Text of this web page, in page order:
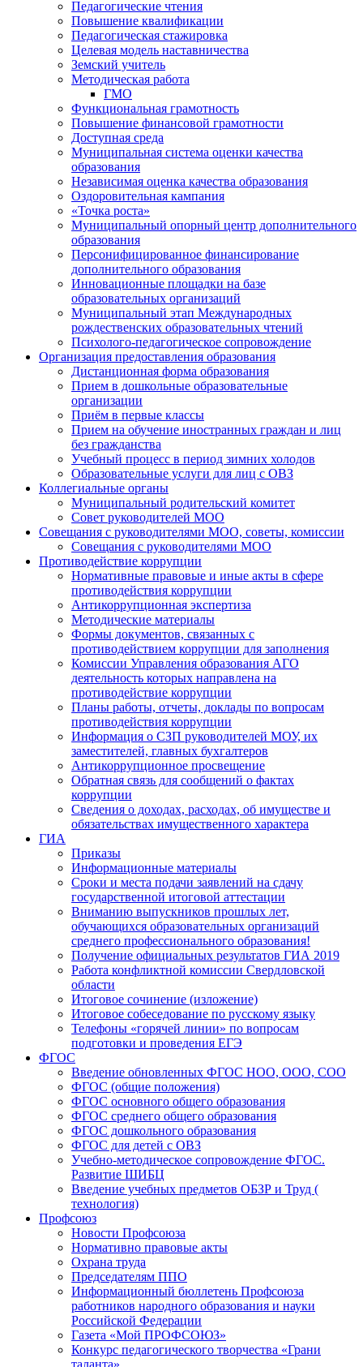
Педагогические чтения
Повышение квалификации
Педагогическая стажировка
Целевая модель наставничества
Земский учитель
Методическая работа
ГМО
Функциональная грамотность
Повышение финансовой грамотности
Доступная среда
Муниципальная система оценки качества
образования
Независимая оценка качества образования
Оздоровительная кампания
«Точка роста»
Муниципальный опорный центр дополнительного
образования
Персонифицированное финансирование
дополнительного образования
Инновационные площадки на базе
образовательных организаций
Муниципальный этап Международных
рождественских образовательных чтений
Психолого-педагогическое сопровождение
Организация предоставления образования
Дистанционная форма образования
Прием в дошкольные образовательные
организации
Приём в первые классы
Прием на обучение иностранных граждан и лиц
без гражданства
Учебный процесс в период зимних холодов
Образовательные услуги для лиц с ОВЗ
Коллегиальные органы
Муниципальный родительский комитет
Совет руководителей МОО
Совещания с руководителями МОО, советы, комиссии
Совещания с руководителями МОО
Противодействие коррупции
Нормативные правовые и иные акты в сфере
противодействия коррупции
Антикоррупционная экспертиза
Методические материалы
Формы документов, связанных с
противодействием коррупции для заполнения
Комиссии Управления образования АГО
деятельность которых направлена на
противодействие коррупции
Планы работы, отчеты, доклады по вопросам
противодействия коррупции
Информация о СЗП руководителей МОУ, их
заместителей, главных бухгалтеров
Антикоррупционное просвещение
Обратная связь для сообщений о фактах
коррупции
Сведения о доходах, расходах, об имуществе и
обязательствах имущественного характера
ГИА
Приказы
Информационные материалы
Сроки и места подачи заявлений на сдачу
государственной итоговой аттестации
Вниманию выпускников прошлых лет,
обучающихся образовательных организаций
среднего профессионального образования!
Получение официальных результатов ГИА 2019
Работа конфликтной комиссии Свердловской
области
Итоговое сочинение (изложение)
Итоговое собеседование по русскому языку
Телефоны «горячей линии» по вопросам
подготовки и проведения ЕГЭ
ФГОС
Введение обновленных ФГОС НОО, ООО, СОО
ФГОС (общие положения)
ФГОС основного общего образования
ФГОС среднего общего образования
ФГОС дошкольного образования
ФГОС для детей с ОВЗ
Учебно-методическое сопровождение ФГОС.
Развитие ШИБЦ
Введение учебных предметов ОБЗР и Труд (
технология)
Профсоюз
Новости Профсоюза
Нормативно правовые акты
Охрана труда
Председателям ППО
Информационный бюллетень Профсоюза
работников народного образования и науки
Российской Федерации
Газета «Мой ПРОФСОЮЗ»
Конкурс педагогического творчества «Грани